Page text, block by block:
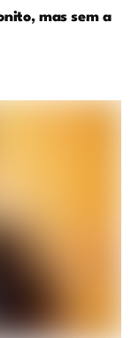
mas sem a